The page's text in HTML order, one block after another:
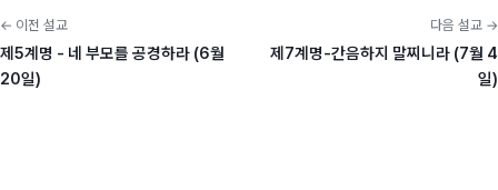
← 이전 설교
제5계명 - 네 부모를 공경하라 (6월
20일)
다음 설교 →
제7계명-간음하지 말찌니라 (7월 4
일)